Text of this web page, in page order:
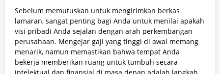
Sebelum memutuskan untuk mengirimkan berkas
lamaran, sangat penting bagi Anda untuk menilai apakah
visi pribadi Anda sejalan dengan arah perkembangan
perusahaan. Mengejar gaji yang tinggi di awal memang
menarik, namun memastikan bahwa tempat Anda
bekerja memberikan ruang untuk tumbuh secara
intelektual dan finansial di masa depan adalah langkah